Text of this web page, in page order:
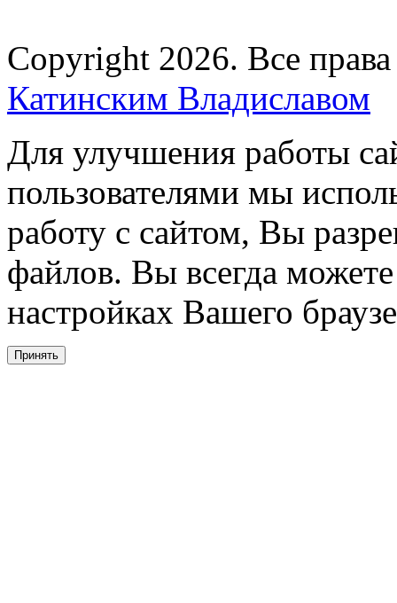
Copyright 2026. Все
Катинским Владиславом
Для улучшения работы
пользователями мы
работу с сайтом, Вы
файлов. Вы всегда
настройках Вашего
Принять